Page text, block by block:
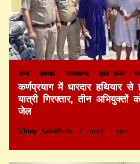
अन्य अपराध उत्तराखण्ड खास खबर
कर्णप्रयाग में धारदार हथियार
यात्री गिरफ्तार, तीन अभियुक्तों
जेल
Vinay Kainthola 2 months ago